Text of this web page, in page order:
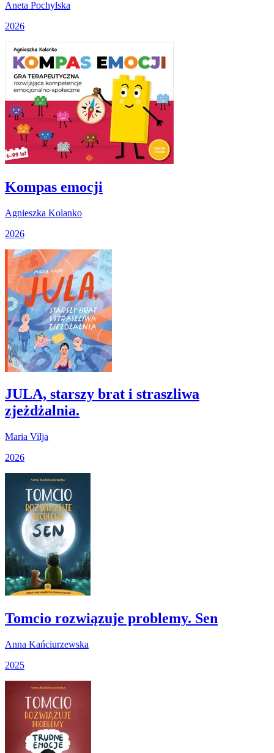
Aneta Pochylska
2026
Kompas emocji
Agnieszka Kolanko
2026
JULA, starszy brat i straszliwa
zjeżdżalnia.
Maria Vilja
2026
Tomcio rozwiązuje problemy. Sen
Anna Kańciurzewska
2025